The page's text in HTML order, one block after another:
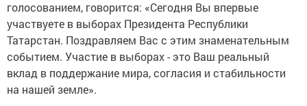
голосованием, говорится: «Сегодня Вы впервые
участвуете в выборах Президента Республики
Татарстан. Поздравляем Вас с этим знаменательным
событием. Участие в выборах - это Ваш реальный
вклад в поддержание мира, согласия и стабильности
на нашей земле».